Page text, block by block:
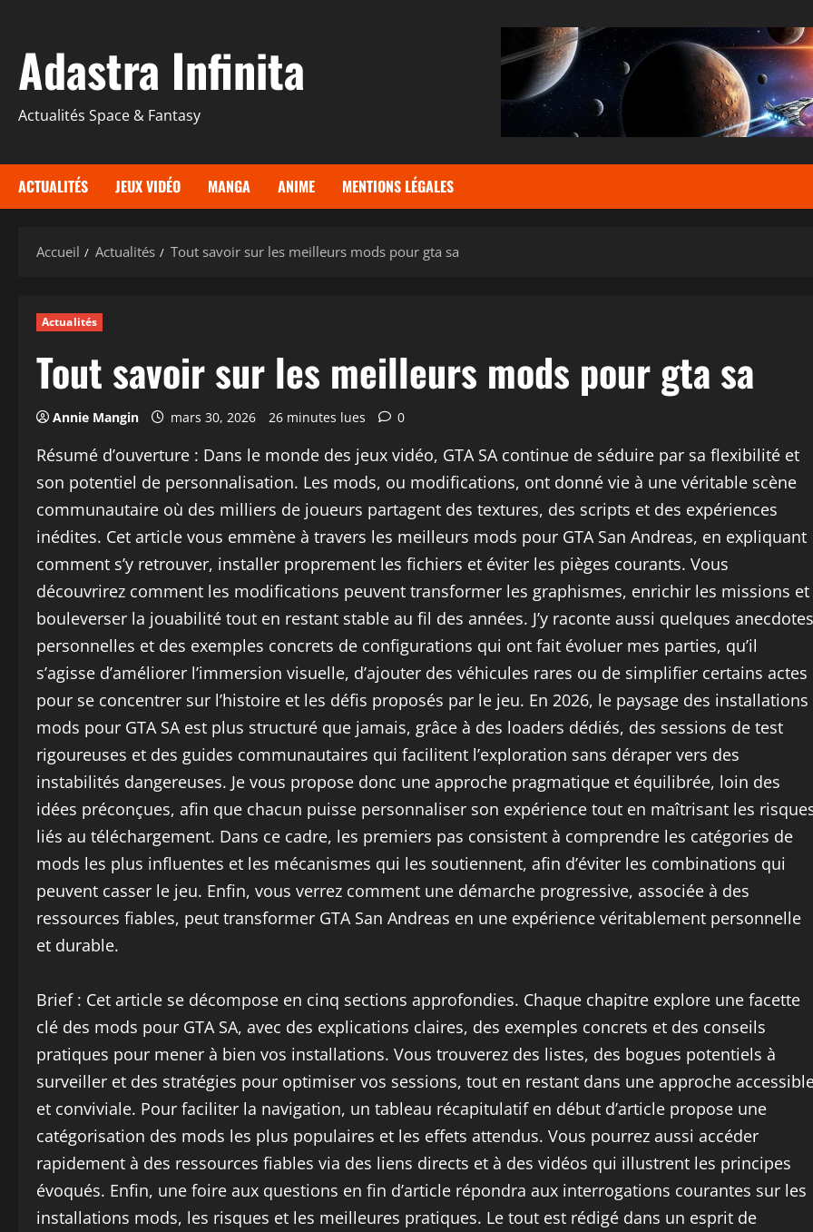
contenu
Adastra Infinita
Actualités Space & Fantasy
ACTUALITÉS JEUX VIDÉO MANGA ANIME MENTIONS LÉGALES
Accueil Actualités Tout savoir sur les meilleurs mods pour gta sa
Actualités
Tout savoir sur les meilleurs mods pour gta sa
Annie Mangin mars 30, 2026 26 minutes lues 0
Résumé d’ouverture : Dans le monde des jeux vidéo, GTA SA continue de séduire par sa flexibilité et
son potentiel de personnalisation. Les mods, ou modifications, ont donné vie à une véritable scène
communautaire où des milliers de joueurs partagent des textures, des scripts et des expériences
inédites. Cet article vous emmène à travers les meilleurs mods pour GTA San Andreas, en expliquant
comment s’y retrouver, installer proprement les fichiers et éviter les pièges courants. Vous
découvrirez comment les modifications peuvent transformer les graphismes, enrichir les missions et
bouleverser la jouabilité tout en restant stable au fil des années. J’y raconte aussi quelques anecdotes
personnelles et des exemples concrets de configurations qui ont fait évoluer mes parties, qu’il
s’agisse d’améliorer l’immersion visuelle, d’ajouter des véhicules rares ou de simplifier certains actes
pour se concentrer sur l’histoire et les défis proposés par le jeu. En 2026, le paysage des installations
mods pour GTA SA est plus structuré que jamais, grâce à des loaders dédiés, des sessions de test
rigoureuses et des guides communautaires qui facilitent l’exploration sans déraper vers des
instabilités dangereuses. Je vous propose donc une approche pragmatique et équilibrée, loin des
idées préconçues, afin que chacun puisse personnaliser son expérience tout en maîtrisant les
liés au téléchargement. Dans ce cadre, les premiers pas consistent à comprendre les catégories de
mods les plus influentes et les mécanismes qui les soutiennent, afin d’éviter les combinations qui
peuvent casser le jeu. Enfin, vous verrez comment une démarche progressive, associée à des
ressources fiables, peut transformer GTA San Andreas en une expérience véritablement personnelle
et durable.
Brief : Cet article se décompose en cinq sections approfondies. Chaque chapitre explore une facette
clé des mods pour GTA SA, avec des explications claires, des exemples concrets et des conseils
pratiques pour mener à bien vos installations. Vous trouverez des listes, des bogues potentiels à
surveiller et des stratégies pour optimiser vos sessions, tout en restant dans une approche
et conviviale. Pour faciliter la navigation, un tableau récapitulatif en début d’article propose une
catégorisation des mods les plus populaires et les effets attendus. Vous pourrez aussi accéder
rapidement à des ressources fiables via des liens directs et à des vidéos qui illustrent les principes
évoqués. Enfin, une foire aux questions en fin d’article répondra aux interrogations courantes sur les
installations mods, les risques et les meilleures pratiques. Le tout est rédigé dans un esprit de